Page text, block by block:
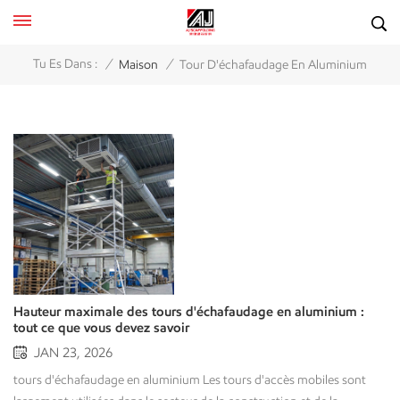
Tu Es Dans : / Maison / Tour D'échafaudage En Aluminium
Hauteur maximale des tours d'échafaudage en aluminium :
tout ce que vous devez savoir
JAN 23, 2026
tours d'échafaudage en aluminium Les tours d'accès mobiles sont